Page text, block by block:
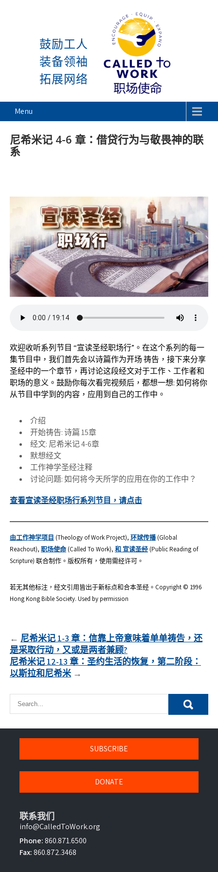
Called To Work
鼓励工人
装备领袖
拓展网络
Menu
尼希米记 4-6 章：借贷行为与敬畏神的联
系
欢迎收听系列节目 “宣读圣经职场行”。在这个系列的每一
集节目中，我们首先会以诗篇作为开场 祷告，接下来分享
圣经中的一个章节，再讨论这段经文对于工作、工作者和
职场的意义。鼓励你每次看完视频后，都想一想: 如何将你
从节目中学到的内容，应用到自己的工作中。
介绍
开始祷告: 诗篇 15章
经文: 尼希米记 4-6章
默想经文
工作神学圣经注释
讨论问题: 如何将今天所学的应用在你的工作中？
查看宣读圣经职场行系列节目，请点击
由工作神学项目 (Theology of Work Project), 环球传播 (Global
Reachout), 职场使命 (Called To Work), 和 宣读圣经 (Public Reading of
Scripture) 联合制作。版权所有，使用需经许可。
若无其他标注，经文引用皆出于新标点和合本圣经。Copyright © 1996
Hong Kong Bible Society. Used by permission
文
章
導
覽
尼希米记 1-3 章：信靠上帝意味着单单祷告，还
是采取行动，又或是两者兼顾?
尼希米记 12-13 章：圣约生活的恢复，第二阶段：
以斯拉和尼希米
SUBSCRIBE
DONATE
联系我们
info@CalledToWork.org
Phone:860.871.6500
Fax:860.872.3468